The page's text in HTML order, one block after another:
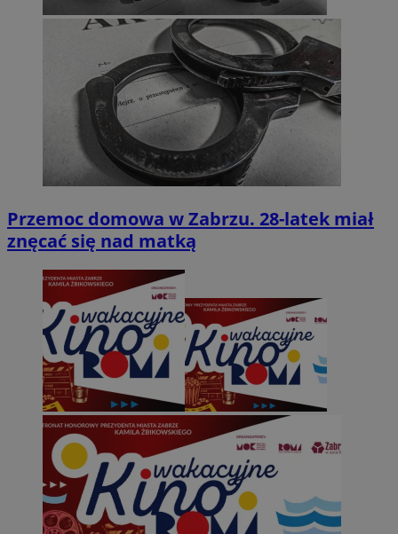
Przemoc domowa w Zabrzu. 28-latek miał
znęcać się nad matką